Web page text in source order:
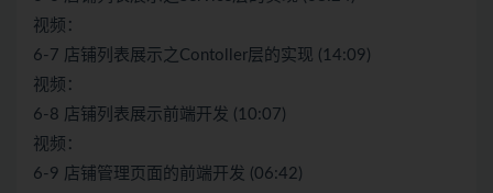
视频：
6-7 店铺列表展示之Contoller层的实现 (14:09)
视频：
6-8 店铺列表展示前端开发 (10:07)
视频：
6-9 店铺管理页面的前端开发 (06:42)